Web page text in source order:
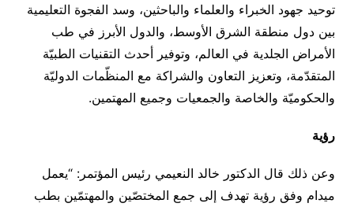
توحيد جهود الخبراء والعلماء والباحثين، وسد الفجوة التعليمية
بين دول منطقة الشرق الأوسط، والدول الأبرز في طب
الأمراض الجلدية في العالم، وتوفير أحدث التقنيات الطبيّة
المتقدّمة، وتعزيز التعاون والشراكة مع المنظّمات الدوليّة
والحكوميّة والخاصة والجمعيات وجميع المهتمين.
رؤية
وعن ذلك قال الدكتور خالد النعيمي رئيس المؤتمر: “يعمل
ميدام وفق رؤية تهدف إلى جمع المختصّين والمهتمّين بطب